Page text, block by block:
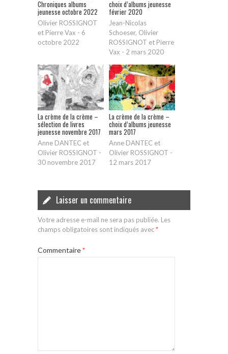
Chroniques albums
jeunesse octobre 2022
Olivier ROSSIGNOT
et Pierre Vax - 6
octobre 2022
choix d’albums jeunesse
février 2020
Jean-Nicolas
Schoeser, Olivier
ROSSIGNOT et Pierre
Vax - 2 mars 2020
La crème de la crème –
sélection de livres
jeunesse novembre 2017
Anne DANTEC et
Olivier ROSSIGNOT -
30 novembre 2017
La crème de la crème –
choix d’albums jeunesse
mars 2017
Anne DANTEC et
Olivier ROSSIGNOT -
12 mars 2017
Laisser un commentaire
Votre adresse e-mail ne sera pas publiée. Les
champs obligatoires sont indiqués avec*
Commentaire*